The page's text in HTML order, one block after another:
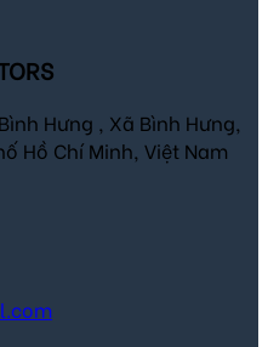
Hưng , Xã Bình Hưng,
Hồ Chí Minh, Việt Nam